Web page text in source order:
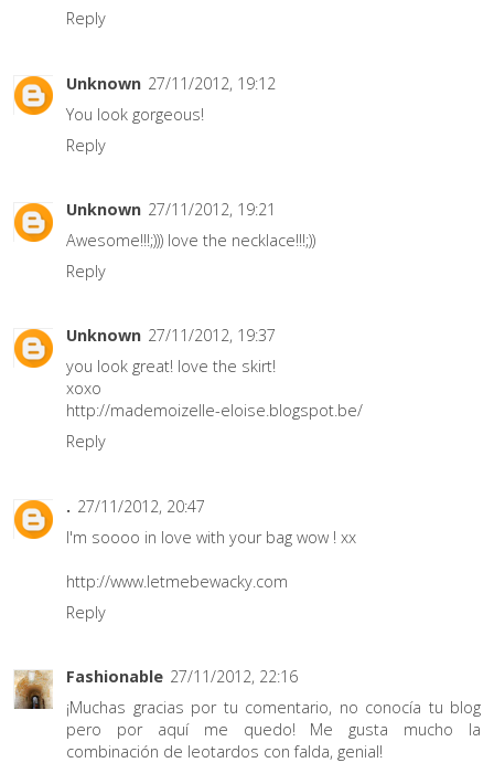
Reply
Unknown 27/11/2012, 19:12
You look gorgeous!
Reply
Unknown 27/11/2012, 19:21
Awesome!!!;))) love the necklace!!!;))
Reply
Unknown 27/11/2012, 19:37
you look great! love the skirt!
xoxo
http://mademoizelle-eloise.blogspot.be/
Reply
. 27/11/2012, 20:47
I'm soooo in love with your bag wow ! xx
http://www.letmebewacky.com
Reply
Fashionable 27/11/2012, 22:16
¡Muchas gracias por tu comentario, no conocía tu blog
pero por aquí me quedo! Me gusta mucho la
combinación de leotardos con falda, genial!